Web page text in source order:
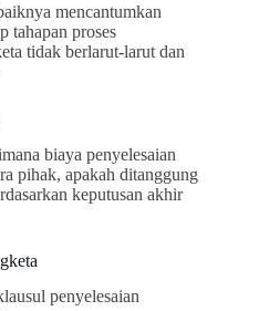
mencantumkan
tahapan proses
tidak berlarut-larut dan
biaya penyelesaian
pihak, apakah ditanggung
keputusan akhir
penyelesaian